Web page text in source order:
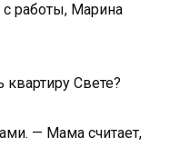
с работы, Марина
квартиру Свете?
— Мама считает,